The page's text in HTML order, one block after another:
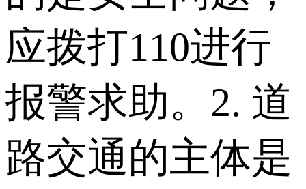
应拨打110进行
报警求助。 2. 道
路交通的主体是